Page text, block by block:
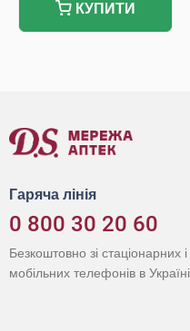
КУПИТИ
Гаряча лінія
0 800 30 20 60
Безкоштовно зі стаціонарних і
мобільних телефонів в Україні